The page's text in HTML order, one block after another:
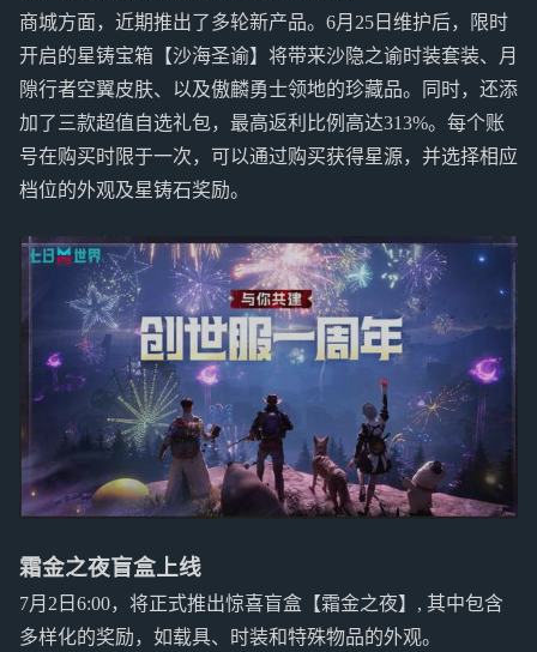
商城方面，近期推出了多轮新产品。6月25日维护后，限时
开启的星铸宝箱【沙海圣谕】将带来沙隐之谕时装套装、月
隙行者空翼皮肤、以及傲麟勇士领地的珍藏品。同时，还添
加了三款超值自选礼包，最高返利比例高达313%。每个账
号在购买时限于一次，可以通过购买获得星源，并选择相应
档位的外观及星铸石奖励。
霜金之夜盲盒上线
7月2日6:00，将正式推出惊喜盲盒【霜金之夜】, 其中包含
多样化的奖励，如载具、时装和特殊物品的外观。